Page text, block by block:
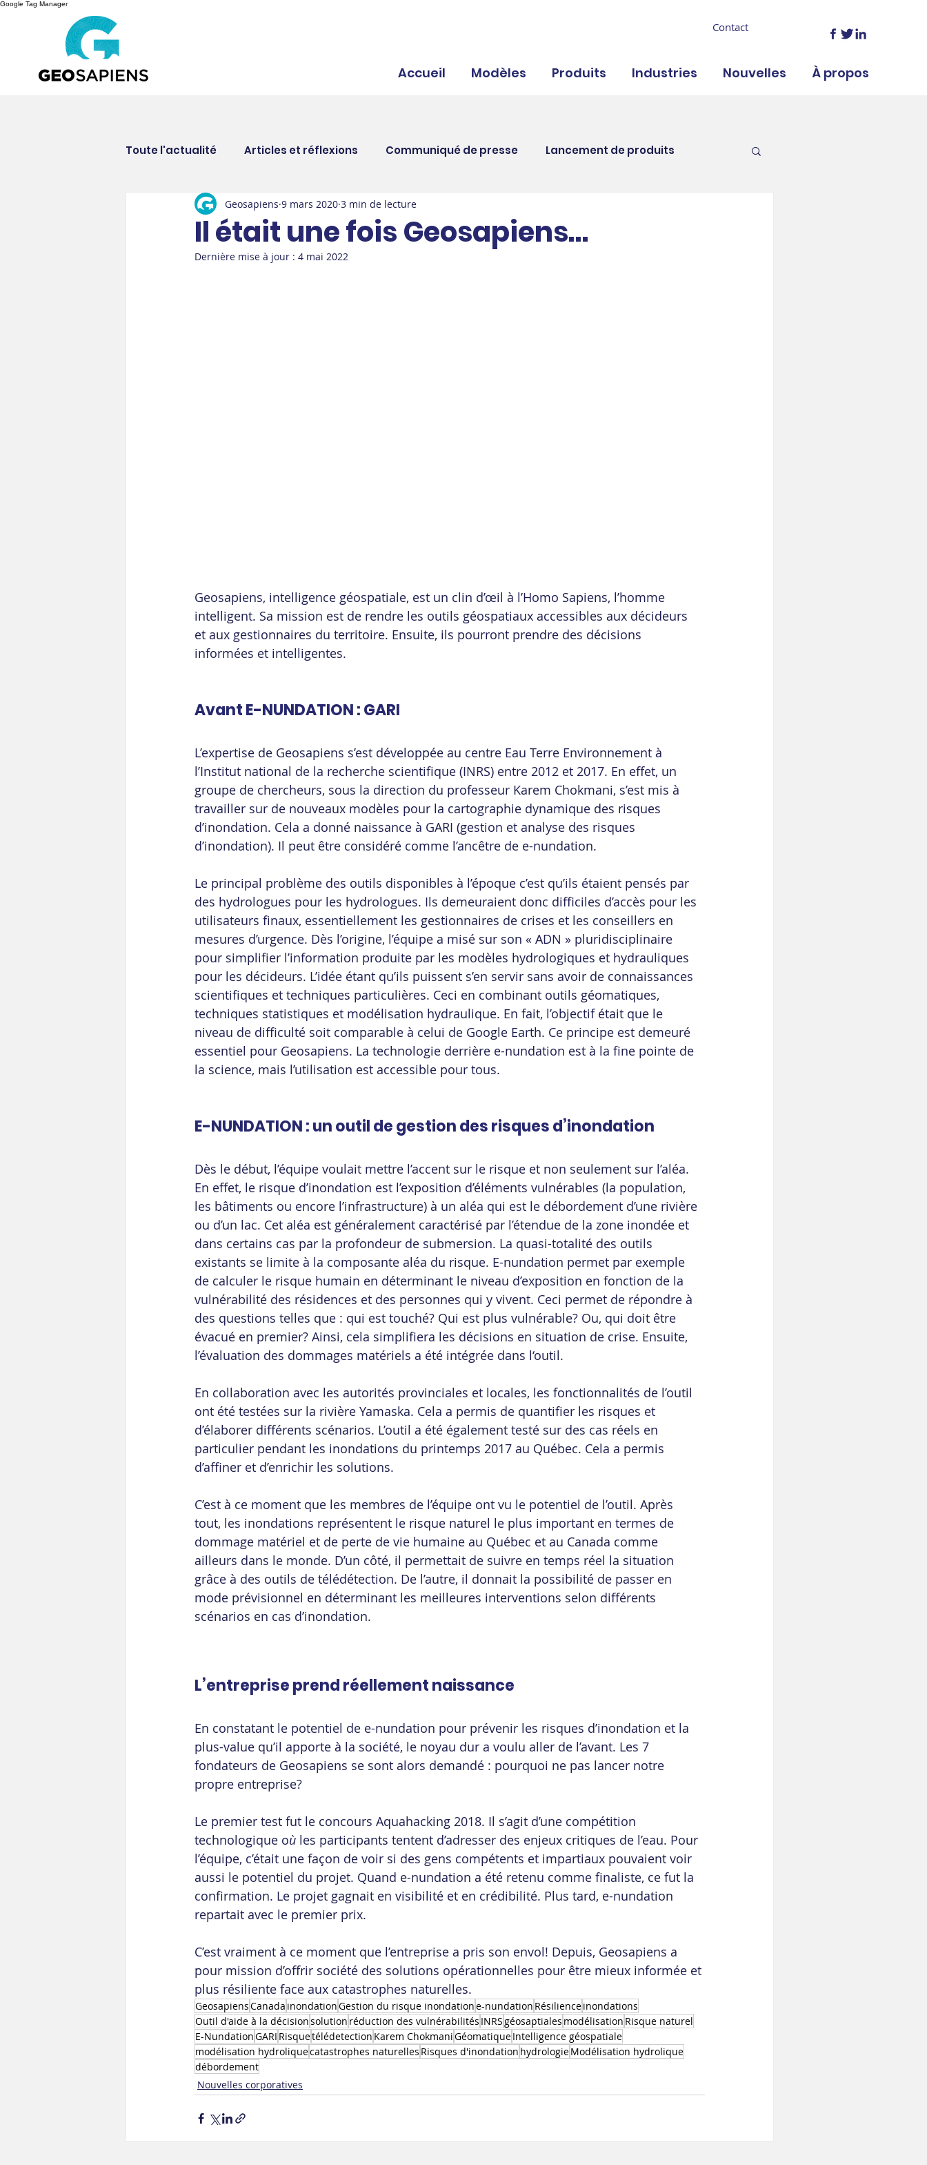
Google Tag Manager
Contact
Accueil Modèles Produits Industries Nouvelles À propos
Toute l'actualité Articles et réflexions Communiqué de presse Lancement de produits
Nouvelles corporatives Partenariat Assurances
Il était une fois Geosapiens…
Geosapiens 9 mars 2020 3 min de lecture
Dernière mise à jour : 4 mai 2022
Geosapiens, intelligence géospatiale, est un clin d’œil à l’Homo Sapiens, l’homme
intelligent. Sa mission est de rendre les outils géospatiaux accessibles aux décideurs
et aux gestionnaires du territoire. Ensuite, ils pourront prendre des décisions
informées et intelligentes.
Avant E-NUNDATION : GARI
L’expertise de Geosapiens s’est développée au centre Eau Terre Environnement à
l’Institut national de la recherche scientifique (INRS) entre 2012 et 2017. En effet, un
groupe de chercheurs, sous la direction du professeur Karem Chokmani, s’est mis à
travailler sur de nouveaux modèles pour la cartographie dynamique des risques
d’inondation. Cela a donné naissance à GARI (gestion et analyse des risques
d’inondation). Il peut être considéré comme l’ancêtre de e-nundation.
Le principal problème des outils disponibles à l’époque c’est qu’ils étaient pensés par
des hydrologues pour les hydrologues. Ils demeuraient donc difficiles d’accès pour les
utilisateurs finaux, essentiellement les gestionnaires de crises et les conseillers en
mesures d’urgence. Dès l’origine, l’équipe a misé sur son « ADN » pluridisciplinaire
pour simplifier l’information produite par les modèles hydrologiques et hydrauliques
pour les décideurs. L’idée étant qu’ils puissent s’en servir sans avoir de connaissances
scientifiques et techniques particulières. Ceci en combinant outils géomatiques,
techniques statistiques et modélisation hydraulique. En fait, l’objectif était que le
niveau de difficulté soit comparable à celui de Google Earth. Ce principe est demeuré
essentiel pour Geosapiens. La technologie derrière e-nundation est à la fine pointe de
la science, mais l’utilisation est accessible pour tous.
E-NUNDATION : un outil de gestion des risques d’inondation
Dès le début, l’équipe voulait mettre l’accent sur le risque et non seulement sur l’aléa.
En effet, le risque d’inondation est l’exposition d’éléments vulnérables (la population,
les bâtiments ou encore l’infrastructure) à un aléa qui est le débordement d’une rivière
ou d’un lac. Cet aléa est généralement caractérisé par l’étendue de la zone inondée et
dans certains cas par la profondeur de submersion. La quasi-totalité des outils
existants se limite à la composante aléa du risque. E-nundation permet par exemple
de calculer le risque humain en déterminant le niveau d’exposition en fonction de la
vulnérabilité des résidences et des personnes qui y vivent. Ceci permet de répondre à
des questions telles que : qui est touché? Qui est plus vulnérable? Ou, qui doit être
évacué en premier? Ainsi, cela simplifiera les décisions en situation de crise. Ensuite,
l’évaluation des dommages matériels a été intégrée dans l‘outil.
En collaboration avec les autorités provinciales et locales, les fonctionnalités de l’outil
ont été testées sur la rivière Yamaska. Cela a permis de quantifier les risques et
d’élaborer différents scénarios. L’outil a été également testé sur des cas réels en
particulier pendant les inondations du printemps 2017 au Québec. Cela a permis
d’affiner et d’enrichir les solutions.
C’est à ce moment que les membres de l’équipe ont vu le potentiel de l’outil. Après
tout, les inondations représentent le risque naturel le plus important en termes de
dommage matériel et de perte de vie humaine au Québec et au Canada comme
ailleurs dans le monde. D’un côté, il permettait de suivre en temps réel la situation
grâce à des outils de télédétection. De l’autre, il donnait la possibilité de passer en
mode prévisionnel en déterminant les meilleures interventions selon différents
scénarios en cas d’inondation.
L’entreprise prend réellement naissance
En constatant le potentiel de e-nundation pour prévenir les risques d’inondation et la
plus-value qu’il apporte à la société, le noyau dur a voulu aller de l’avant. Les 7
fondateurs de Geosapiens se sont alors demandé : pourquoi ne pas lancer notre
propre entreprise?
Le premier test fut le concours Aquahacking 2018. Il s’agit d’une compétition
technologique où les participants tentent d’adresser des enjeux critiques de l’eau. Pour
l’équipe, c’était une façon de voir si des gens compétents et impartiaux pouvaient voir
aussi le potentiel du projet. Quand e-nundation a été retenu comme finaliste, ce fut la
confirmation. Le projet gagnait en visibilité et en crédibilité. Plus tard, e-nundation
repartait avec le premier prix.
C’est vraiment à ce moment que l’entreprise a pris son envol! Depuis, Geosapiens a
pour mission d’offrir société des solutions opérationnelles pour être mieux informée et
plus résiliente face aux catastrophes naturelles.
GeosapiensCanada inondationGestion du risque inondatione-nundation Résilienceinondations
Outil d'aide à la décisionsolution réduction des vulnérabilités INRSgéosaptiales modélisation Risque naturel
E-NundationGARI Risquetélédetection Karem ChokmaniGéomatiqueIntelligence géospatiale
modélisation hydroliquecatastrophes naturelles Risques d'inondation hydrologieModélisation hydrolique
débordement
Nouvelles corporatives